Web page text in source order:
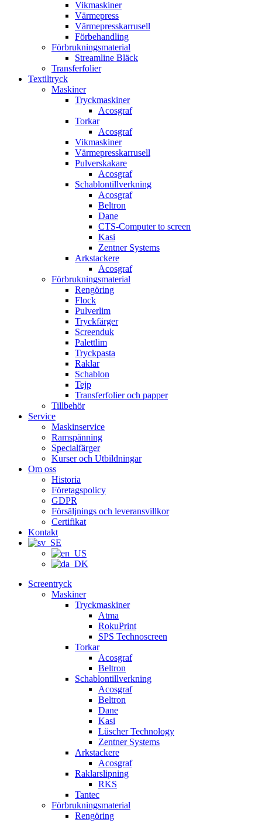
Vikmaskiner
Värmepress
Värmepresskarrusell
Förbehandling
Förbrukningsmaterial
Streamline Bläck
Transferfolier
Textiltryck
Maskiner
Tryckmaskiner
Acosgraf
Torkar
Acosgraf
Vikmaskiner
Värmepresskarrusell
Pulverskakare
Acosgraf
Schablontillverkning
Acosgraf
Beltron
Dane
CTS-Computer to screen
Kasi
Zentner Systems
Arkstackere
Acosgraf
Förbrukningsmaterial
Rengöring
Flock
Pulverlim
Tryckfärger
Screenduk
Palettlim
Tryckpasta
Raklar
Schablon
Tejp
Transferfolier och papper
Tillbehör
Service
Maskinservice
Ramspänning
Specialfärger
Kurser och Utbildningar
Om oss
Historia
Företagspolicy
GDPR
Försäljnings och leveransvillkor
Certifikat
Kontakt
Screentryck
Maskiner
Tryckmaskiner
Atma
RokuPrint
SPS Technoscreen
Torkar
Acosgraf
Beltron
Schablontillverkning
Acosgraf
Beltron
Dane
Kasi
Lüscher Technology
Zentner Systems
Arkstackere
Acosgraf
Raklarslipning
RKS
Tantec
Förbrukningsmaterial
Rengöring